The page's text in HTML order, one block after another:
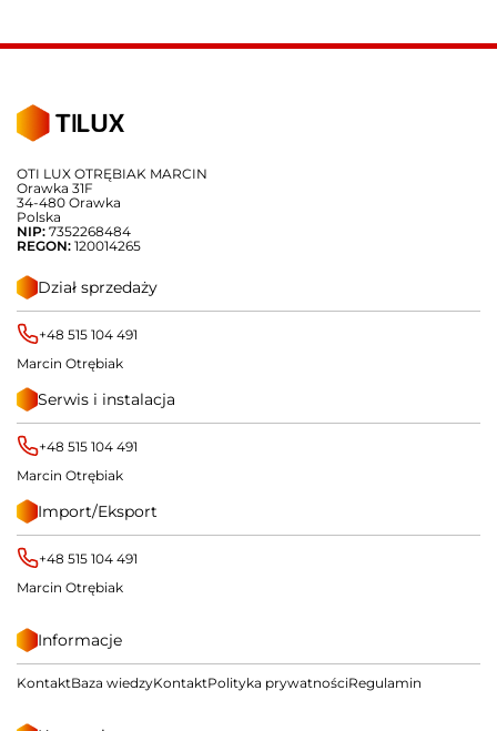
OTI LUX OTRĘBIAK MARCIN
Orawka 31F
34-480 Orawka
Polska
NIP: 7352268484
REGON: 120014265
Dział sprzedaży
+48 515 104 491
Marcin Otrębiak
Serwis i instalacja
+48 515 104 491
Marcin Otrębiak
Import/Eksport
+48 515 104 491
Marcin Otrębiak
Informacje
KontaktBaza wiedzyKontaktPolityka prywatnościRegulamin